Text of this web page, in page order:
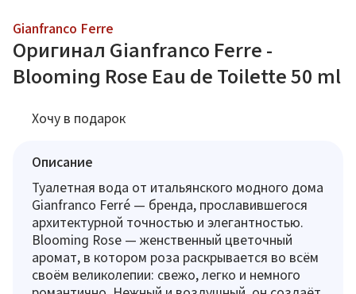
Gianfranco Ferre
Оригинал Gianfranco Ferre -
Blooming Rose Eau de Toilette 50 ml
Хочу в подарок
Описание
Туалетная вода от итальянского модного дома
Gianfranco Ferré — бренда, прославившегося
архитектурной точностью и элегантностью.
Blooming Rose — женственный цветочный
аромат, в котором роза раскрывается во всём
своём великолепии: свежо, легко и немного